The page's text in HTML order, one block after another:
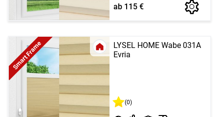
ab 115 €
LYSEL HOME Wabe 031A
Evria
Smart Frame
(0)